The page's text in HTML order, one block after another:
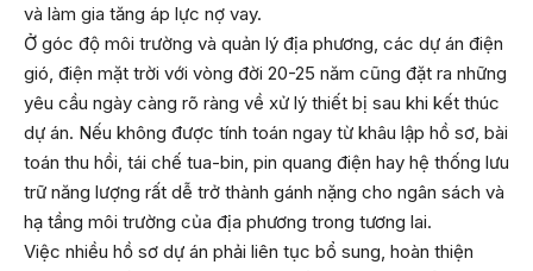
và làm gia tăng áp lực nợ vay.
Ở góc độ môi trường và quản lý địa phương, các dự án điện
gió, điện mặt trời với vòng đời 20-25 năm cũng đặt ra những
yêu cầu ngày càng rõ ràng về xử lý thiết bị sau khi kết thúc
dự án. Nếu không được tính toán ngay từ khâu lập hồ sơ, bài
toán thu hồi, tái chế tua-bin, pin quang điện hay hệ thống lưu
trữ năng lượng rất dễ trở thành gánh nặng cho ngân sách và
hạ tầng môi trường của địa phương trong tương lai.
Việc nhiều hồ sơ dự án phải liên tục bổ sung, hoàn thiện